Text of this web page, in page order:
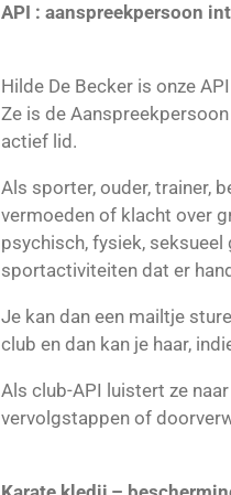
API : aanspreekpersoon
Hilde De Becker is onze
Ze is de
actief lid.
Als sporter, ouder, trainer,
vermoeden of klacht over
psychisch, fysiek,
sportactiviteiten dat er
Je kan dan een mailtje
club en dan kan je haar,
Als club-API luistert ze
vervolgstappen of